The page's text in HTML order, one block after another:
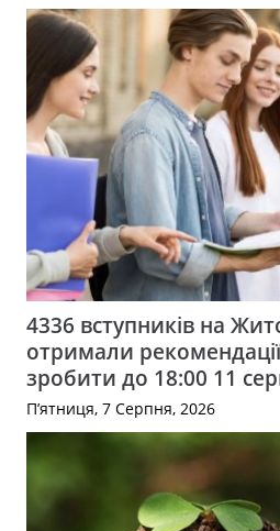
4336 вступників на
отримали
зробити до 18:00 11
П’ятниця, 7 Серпня, 2026